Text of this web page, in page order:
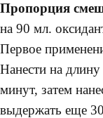
Пропорция
на 90 мл.
Первое
Нанести на
минут, затем
выдержать еще